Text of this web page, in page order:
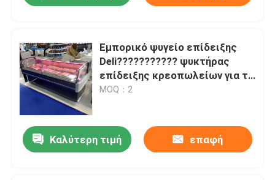
Εμπορικό ψυγείο επίδειξης
Deli??????????? ψυκτήρας
επίδειξης κρεοπωλείων για το
κατάστημα κρέατος
MOQ：2
Καλύτερη τιμή επαφή